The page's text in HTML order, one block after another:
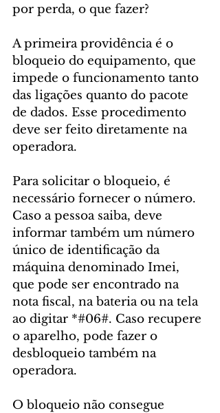
por perda, o que fazer?
A primeira providência é o
bloqueio do equipamento, que
impede o funcionamento tanto
das ligações quanto do pacote
de dados. Esse procedimento
deve ser feito diretamente na
operadora.
Para solicitar o bloqueio, é
necessário fornecer o número.
Caso a pessoa saiba, deve
informar também um número
único de identificação da
máquina denominado Imei,
que pode ser encontrado na
nota fiscal, na bateria ou na tela
ao digitar *#06#. Caso recupere
o aparelho, pode fazer o
desbloqueio também na
operadora.
O bloqueio não consegue